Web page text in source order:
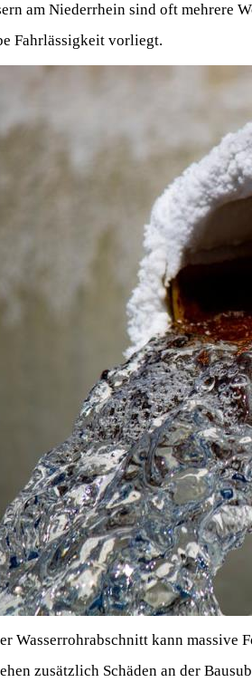
am Niederrhein sind oft mehrere
Fahrlässigkeit vorliegt.
Wasserrohrabschnitt kann massive
zusätzlich Schäden an der